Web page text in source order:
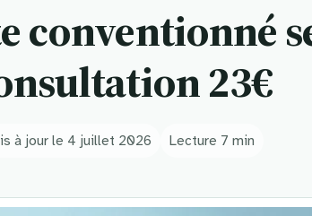
conventionné
23€
à jour le 4 juillet 2026 Lecture 7 min